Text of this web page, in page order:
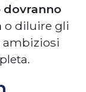
dovranno
o diluire gli